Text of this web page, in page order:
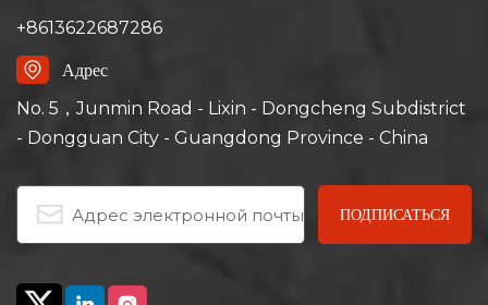
+8613622687286
Адрес
No. 5，Junmin Road - Lixin - Dongcheng Subdistrict
- Dongguan City - Guangdong Province - China